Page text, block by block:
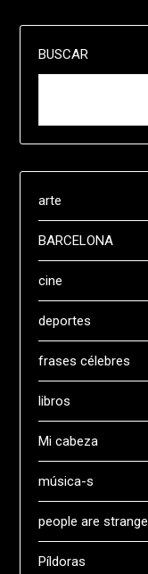
BUSCAR
arte
BARCELONA
cine
deportes
frases célebres
libros
Mi cabeza
música-s
people are strange
Píldoras